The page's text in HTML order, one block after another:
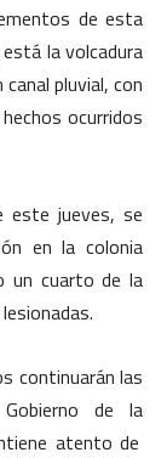
de esta
la volcadura
pluvial, con
ocurridos
este jueves, se
en la colonia
un cuarto de la
continuarán las
de la
atento de